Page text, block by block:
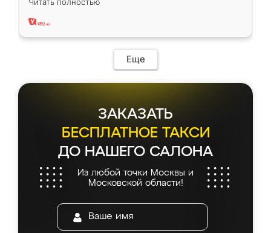
два года, нареканий нет.
Еще
ЗАКАЗАТЬ
БЕСПЛАТНОЕ ТАКСИ
ДО НАШЕГО САЛОНА
Из любой точки Москвы и
Московской области!